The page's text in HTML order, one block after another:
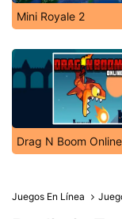
Mini Royale 2
Drag N Boom Online
Juegos En Línea